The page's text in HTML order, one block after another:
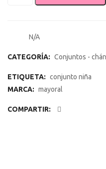
N/A
CATEGORÍA: Conjuntos -
ETIQUETA: conjunto niña
MARCA: mayoral
COMPARTIR: